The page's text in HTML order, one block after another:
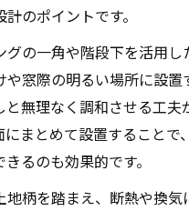
のポイントです。
グの一角や階段下を活用し
や窓際の明るい場所に設置
と無理なく調和させる工夫
にまとめて設置することで
るのも効果的です。
地柄を踏まえ、断熱や換気